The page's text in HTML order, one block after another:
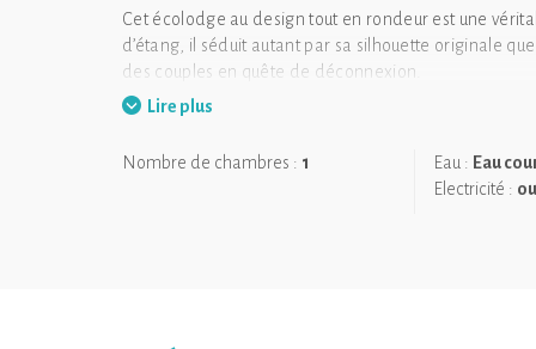
Cet écolodge au design tout en rondeur est une
d’étang, il séduit autant par sa silhouette originale
des couples en quête de déconnexion.
À l’intérieur, l’ambiance est chaleureuse et
parfait en toute saison.
En extérieur, vous pourrez embarquer à bord de
Lire plus
Nombre de chambres : 1 Eau : Eau
Electricité :